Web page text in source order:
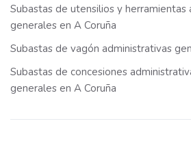
Subastas de utensilios y herramientas
generales en A Coruña
Subastas de vagón administrativas
Subastas de concesiones
generales en A Coruña